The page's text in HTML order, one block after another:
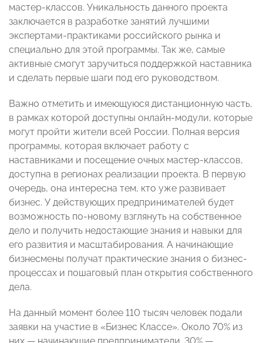
мастер-классов. Уникальность данного проекта
заключается в разработке занятий лучшими
экспертами-практиками российского рынка и
специально для этой программы. Так же, ​самые
активные смогут заручиться поддержкой наставника
и сделать первые шаги под его руководством.
Важно отметить и имеющуюся дистанционную часть,
в рамках которой доступны онлайн-модули, которые
могут пройти жители всей России. Полная версия
программы, которая включает работу с
наставниками и посещение очных мастер-классов,
доступна в регионах реализации проекта. В первую
очередь, она интересна тем, кто уже развивает
бизнес. У действующих предпринимателей будет
возможность по-новому взглянуть на собственное
дело и получить недостающие знания и навыки для
его развития и масштабирования. А начинающие
бизнесмены получат практические знания о бизнес-
процессах и пошаговый план открытия собственного
дела.
На данный момент более 110 тысяч человек подали
заявки на участие в «Бизнес Классе». Около 70% из